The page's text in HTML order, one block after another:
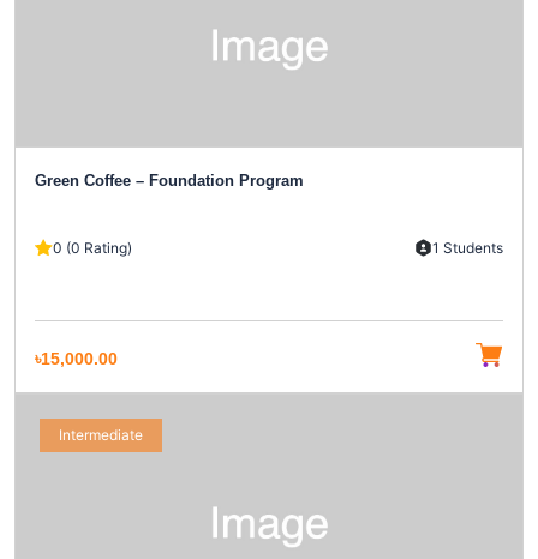
Green Coffee – Foundation Program
0 (0 Rating) 1 Students
৳15,000.00
Intermediate